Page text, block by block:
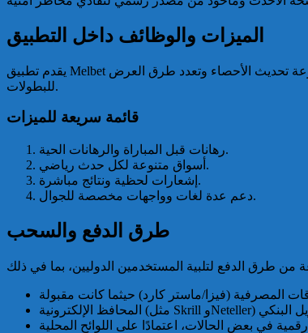
الميزات والوظائف داخل التطبيق
يقدم تطبيق Melbet عادة ميزات متعددة مثل الرهانات قبل المباراة، الرهانات الحية، تعداد واسع من الأسواق، وواجهات عرض الاحصائيات. المزايا التقنية تشمل سرعة تحديث الأحصاء وتعدد طرق العرض
للبطولات.
قائمة سريعة للميزات
رهانات قبل المباراة والرهانات الحية.
أسواق متنوعة لكل حدث رياضي.
إشعارات لحظية ونتائج مباشرة.
دعم عدة لغات وواجهات مخصصة للجوال.
طرق الدفع والسحب